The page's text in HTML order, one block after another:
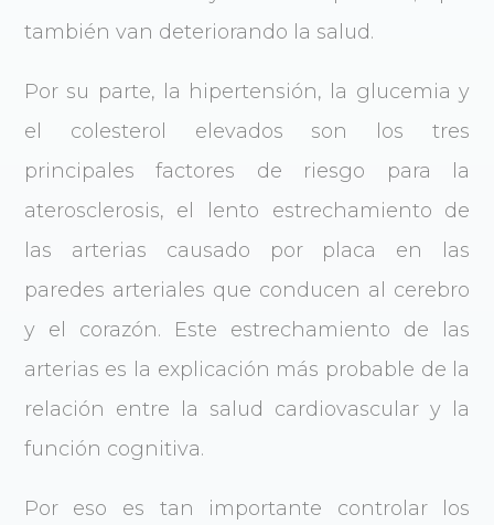
también van deteriorando la salud.
Por su parte, la hipertensión, la glucemia y
el colesterol elevados son los tres
principales factores de riesgo para la
aterosclerosis, el lento estrechamiento de
las arterias causado por placa en las
paredes arteriales que conducen al cerebro
y el corazón. Este estrechamiento de las
arterias es la explicación más probable de la
relación entre la salud cardiovascular y la
función cognitiva.
Por eso es tan importante controlar los